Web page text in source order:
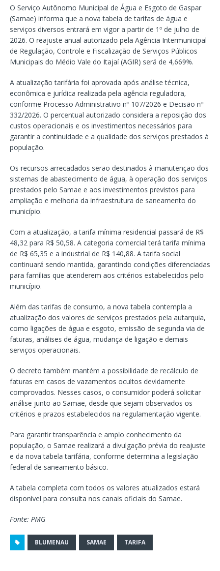
O Serviço Autônomo Municipal de Água e Esgoto de Gaspar
(Samae) informa que a nova tabela de tarifas de água e
serviços diversos entrará em vigor a partir de 1º de julho de
2026. O reajuste anual autorizado pela Agência Intermunicipal
de Regulação, Controle e Fiscalização de Serviços Públicos
Municipais do Médio Vale do Itajaí (AGIR) será de 4,669%.
A atualização tarifária foi aprovada após análise técnica,
econômica e jurídica realizada pela agência reguladora,
conforme Processo Administrativo nº 107/2026 e Decisão nº
332/2026. O percentual autorizado considera a reposição dos
custos operacionais e os investimentos necessários para
garantir a continuidade e a qualidade dos serviços prestados à
população.
Os recursos arrecadados serão destinados à manutenção dos
sistemas de abastecimento de água, à operação dos serviços
prestados pelo Samae e aos investimentos previstos para
ampliação e melhoria da infraestrutura de saneamento do
município.
Com a atualização, a tarifa mínima residencial passará de R$
48,32 para R$ 50,58. A categoria comercial terá tarifa mínima
de R$ 65,35 e a industrial de R$ 140,88. A tarifa social
continuará sendo mantida, garantindo condições diferenciadas
para famílias que atenderem aos critérios estabelecidos pelo
município.
Além das tarifas de consumo, a nova tabela contempla a
atualização dos valores de serviços prestados pela autarquia,
como ligações de água e esgoto, emissão de segunda via de
faturas, análises de água, mudança de ligação e demais
serviços operacionais.
O decreto também mantém a possibilidade de recálculo de
faturas em casos de vazamentos ocultos devidamente
comprovados. Nesses casos, o consumidor poderá solicitar
análise junto ao Samae, desde que sejam observados os
critérios e prazos estabelecidos na regulamentação vigente.
Para garantir transparência e amplo conhecimento da
população, o Samae realizará a divulgação prévia do reajuste
e da nova tabela tarifária, conforme determina a legislação
federal de saneamento básico.
A tabela completa com todos os valores atualizados estará
disponível para consulta nos canais oficiais do Samae.
Fonte: PMG
BLUMENAU SAMAE TARIFA